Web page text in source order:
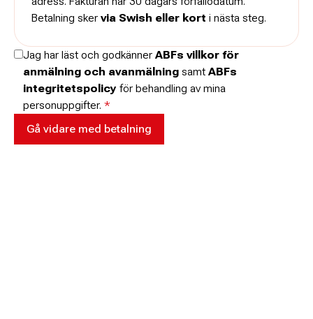
Betalning sker via Swish eller kort i nästa steg.
Jag har läst och godkänner ABFs villkor för
anmälning och avanmälning samt ABFs
integritetspolicy för behandling av mina
personuppgifter. *